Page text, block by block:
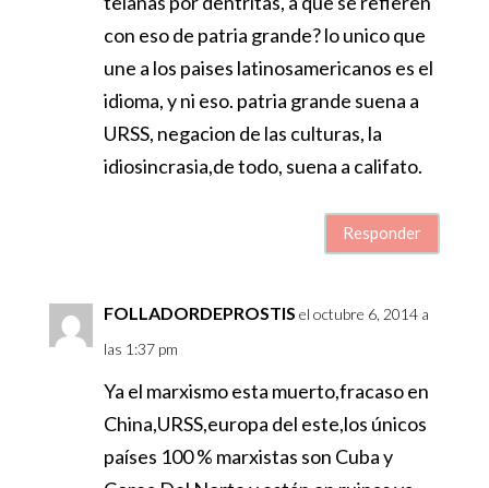
con eso de patria grande? lo unico que
une a los paises latinosamericanos es el
idioma, y ni eso. patria grande suena a
URSS, negacion de las culturas, la
idiosincrasia,de todo, suena a califato.
Responder
FOLLADORDEPROSTIS el octubre 6, 2014 a
las 1:37 pm
Ya el marxismo esta muerto,fracaso en
China,URSS,europa del este,los únicos
países 100 % marxistas son Cuba y